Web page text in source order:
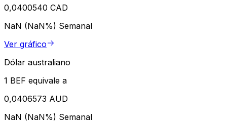
0,0400540 CAD
NaN (NaN%) Semanal
Ver gráfico
Dólar australiano
1 BEF equivale a
0,0406573 AUD
NaN (NaN%) Semanal